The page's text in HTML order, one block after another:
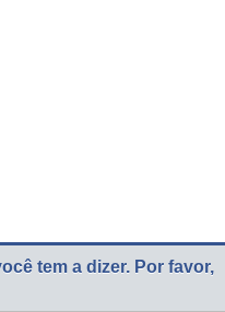
tem a dizer. Por favor,